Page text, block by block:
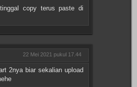
copy terus paste di
22 Mei 2021 pukul 17.44
2nya biar sekalian upload